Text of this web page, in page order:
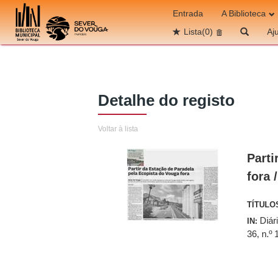
Ir para o conteúdo
Entrada A Biblioteca
Lista(0)
Detalhe do registo
Voltar à lista
fora
IN:
36, n.º